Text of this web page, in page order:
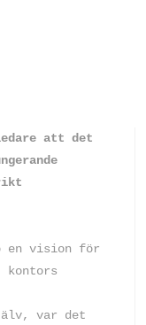
att det
en vision för
var det